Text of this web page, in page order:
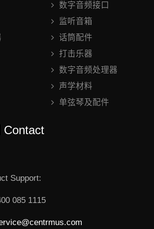
数字音频接口
监听音箱
话筒配件
打击乐器
数字音频处理器
声学材料
单弦琴及配件
Contact
Support:
085 1115